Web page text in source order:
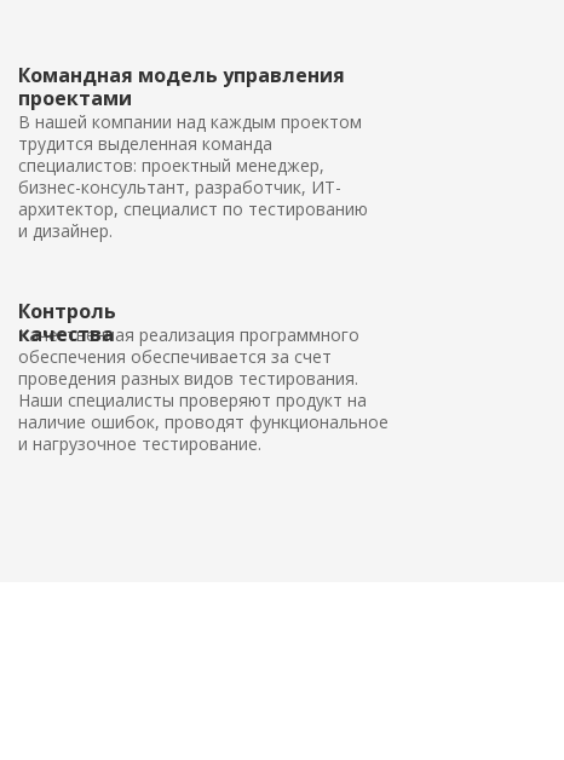
В нашей компании над каждым проектом
трудится выделенная команда
специалистов: проектный менеджер,
бизнес-консультант, разработчик, ИТ-
архитектор, специалист по тестированию
и дизайнер.
Качественная реализация программного
обеспечения обеспечивается за счет
проведения разных видов тестирования.
Наши специалисты проверяют продукт на
наличие ошибок, проводят функциональное
и нагрузочное тестирование.
Командная модель управления
проектами
Контроль
качества